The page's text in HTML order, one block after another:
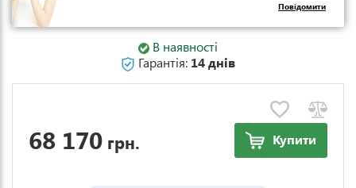
Повідомити
В наявності
Гарантія: 14 днів
68 170 грн. Купити